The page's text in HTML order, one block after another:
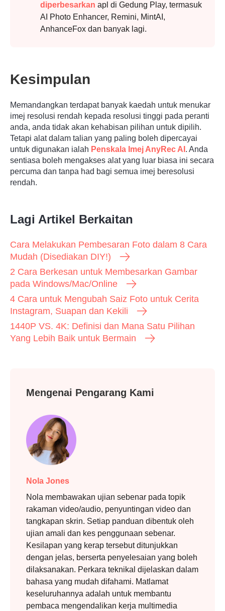
Langkah
3.
diperbesarkan apl di Gedung Play, termasuk
AI Photo Enhancer, Remini, MintAI,
AnhanceFox dan banyak lagi.
Kesimpulan
Memandangkan terdapat banyak kaedah untuk menukar
imej resolusi rendah kepada resolusi tinggi pada peranti
anda, anda tidak akan kehabisan pilihan untuk dipilih.
Tetapi alat dalam talian yang paling boleh dipercayai
untuk digunakan ialah Penskala Imej AnyRec AI . Anda
sentiasa boleh mengakses alat yang luar biasa ini secara
percuma dan tanpa had bagi semua imej beresolusi
rendah.
Lagi Artikel Berkaitan
Cara Melakukan Pembesaran Foto dalam 8 Cara
Mudah (Disediakan DIY!)
2 Cara Berkesan untuk Membesarkan Gambar
pada Windows/Mac/Online
4 Cara untuk Mengubah Saiz Foto untuk Cerita
Instagram, Suapan dan Kekili
1440P VS. 4K: Definisi dan Mana Satu Pilihan
Yang Lebih Baik untuk Bermain
Mengenai Pengarang Kami
Nola Jones
Nola membawakan ujian sebenar pada topik
rakaman video/audio, penyuntingan video dan
tangkapan skrin. Setiap panduan dibentuk oleh
ujian amali dan kes penggunaan sebenar.
Kesilapan yang kerap tersebut ditunjukkan
dengan jelas, berserta penyelesaian yang boleh
dilaksanakan. Perkara teknikal dijelaskan dalam
bahasa yang mudah difahami. Matlamat
keseluruhannya adalah untuk membantu
pembaca mengendalikan kerja multimedia